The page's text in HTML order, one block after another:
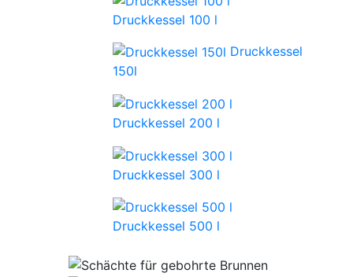
Druckkessel 100 l
Druckkessel
150l
Druckkessel 200 l
Druckkessel 300 l
Druckkessel 500 l